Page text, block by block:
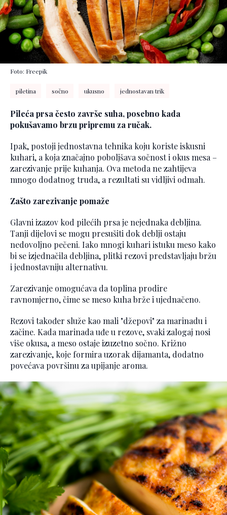
Foto: Freepik
piletina sočno ukusno jednostavan trik
Pileća prsa često završe suha, posebno kada
pokušavamo brzu pripremu za ručak.
Ipak, postoji jednostavna tehnika koju koriste iskusni
kuhari, a koja značajno poboljšava sočnost i okus mesa –
zarezivanje prije kuhanja. Ova metoda ne zahtijeva
mnogo dodatnog truda, a rezultati su vidljivi odmah.
Zašto zarezivanje pomaže
Glavni izazov kod pilećih prsa je nejednaka debljina.
Tanji dijelovi se mogu presušiti dok deblji ostaju
nedovoljno pečeni. Iako mnogi kuhari istuku meso kako
bi se izjednačila debljina, plitki rezovi predstavljaju bržu
i jednostavniju alternativu.
Zarezivanje omogućava da toplina prodire
ravnomjerno, čime se meso kuha brže i ujednačeno.
Rezovi također služe kao mali "džepovi" za marinadu i
začine. Kada marinada uđe u rezove, svaki zalogaj nosi
više okusa, a meso ostaje izuzetno sočno. Križno
zarezivanje, koje formira uzorak dijamanta, dodatno
povećava površinu za upijanje aroma.